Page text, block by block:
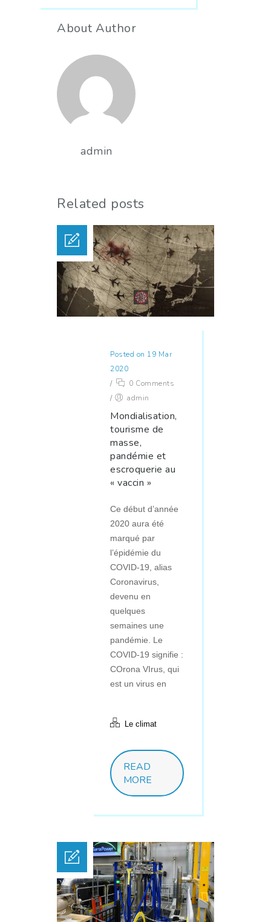
About Author
admin
Related posts
Posted on 19 Mar
2020
/
0 Comments
/
admin
Mondialisation,
tourisme de
masse,
pandémie et
escroquerie au
« vaccin »
Ce début d’année
2020 aura été
marqué par
l’épidémie du
COVID-19, alias
Coronavirus,
devenu en
quelques
semaines une
pandémie. Le
COVID-19 signifie :
COrona VIrus, qui
est un virus en
Le climat
READ
MORE